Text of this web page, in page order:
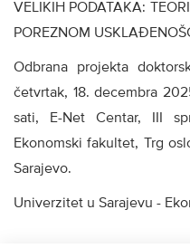
VELIKIH PODATAKA:
POREZNOM
Odbrana projekta
četvrtak, 18. decembra
sati, E-Net Centar, III
Ekonomski fakultet, Trg
Sarajevo.
Univerzitet u Sarajevu -